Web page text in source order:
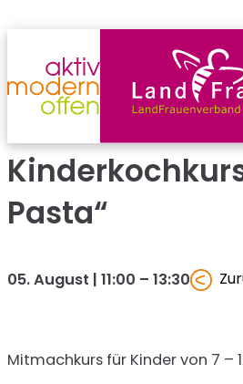
springen
Pasta“
05. August | 11:00 – 13:30
Mitmachkurs für Kinder von 7 –